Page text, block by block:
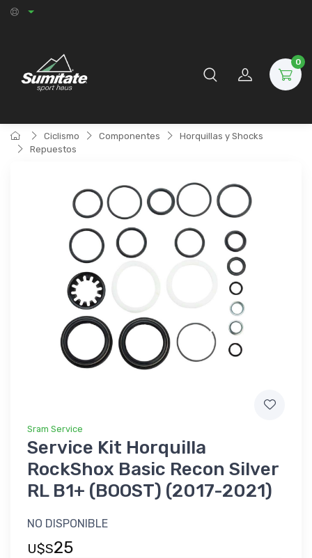
0
Ciclismo Componentes
Horquillas y Shocks
Repuestos
Sram Service
Service Kit Horquilla
RockShox Basic Recon Silver
RL B1+ (BOOST) (2017-2021)
NO DISPONIBLE
U$S25